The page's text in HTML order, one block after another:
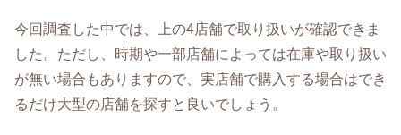
今回調査した中では、上の4店舗で取り扱いが確認できま
した。ただし、時期や一部店舗によっては在庫や取り扱い
が無い場合もありますので、実店舗で購入する場合はでき
るだけ大型の店舗を探すと良いでしょう。